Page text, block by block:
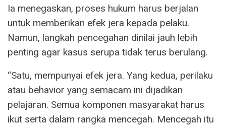
Ia menegaskan, proses hukum harus berjalan
untuk memberikan efek jera kepada pelaku.
Namun, langkah pencegahan dinilai jauh lebih
penting agar kasus serupa tidak terus berulang.
“Satu, mempunyai efek jera. Yang kedua, perilaku
atau behavior yang semacam ini dijadikan
pelajaran. Semua komponen masyarakat harus
ikut serta dalam rangka mencegah. Mencegah itu